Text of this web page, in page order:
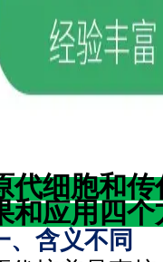
代细胞和
和应用四
、含义不同